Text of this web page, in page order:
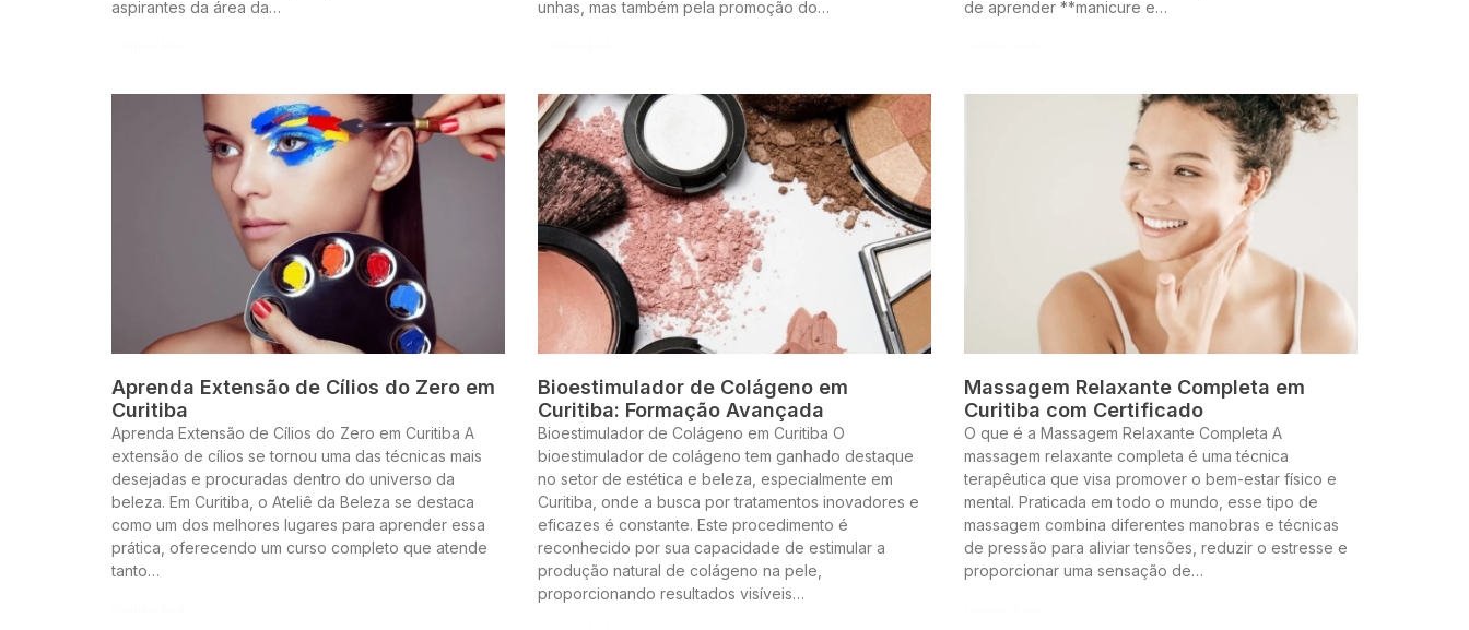
aspirantes da área da…
unhas, mas também pela promoção do…
de aprender **manicure e…
Aprenda Extensão de Cílios do Zero em
Curitiba
Aprenda Extensão de Cílios do Zero em Curitiba A
extensão de cílios se tornou uma das técnicas mais
desejadas e procuradas dentro do universo da
beleza. Em Curitiba, o Ateliê da Beleza se destaca
como um dos melhores lugares para aprender essa
prática, oferecendo um curso completo que atende
tanto…
Bioestimulador de Colágeno em
Curitiba: Formação Avançada
Bioestimulador de Colágeno em Curitiba O
bioestimulador de colágeno tem ganhado destaque
no setor de estética e beleza, especialmente em
Curitiba, onde a busca por tratamentos inovadores e
eficazes é constante. Este procedimento é
reconhecido por sua capacidade de estimular a
produção natural de colágeno na pele,
proporcionando resultados visíveis…
Massagem Relaxante Completa em
Curitiba com Certificado
O que é a Massagem Relaxante Completa A
massagem relaxante completa é uma técnica
terapêutica que visa promover o bem-estar físico e
mental. Praticada em todo o mundo, esse tipo de
massagem combina diferentes manobras e técnicas
de pressão para aliviar tensões, reduzir o estresse e
proporcionar uma sensação de…